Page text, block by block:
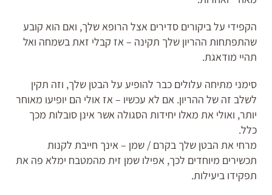
הקפידי על ביקורים סדירים אצל הרופא שלך, ואם הוא קובע
שהתפתחות ההריון שלך תקינה – אז קבלי זאת בשמחה ואל
תהיי מודאגת.
סימני מתיחה עלולים כבר להופיע על הבטן שלך, וזה תקין
לשלב זה של ההריון. אם לא עכשיו – אז אולי הם יופיעו מאוחר
יותר, ואולי את מאלו יחידות הסגולה אשר אינן סובלות מכך
כלל.
מרחי את הבטן שלך בקרם / שמן – אינך חייבת לקנות
תכשירים מיוחדים לכך, אפילו שמן זית מהמטבח ימלא פה את
תפקידו ביעילות.